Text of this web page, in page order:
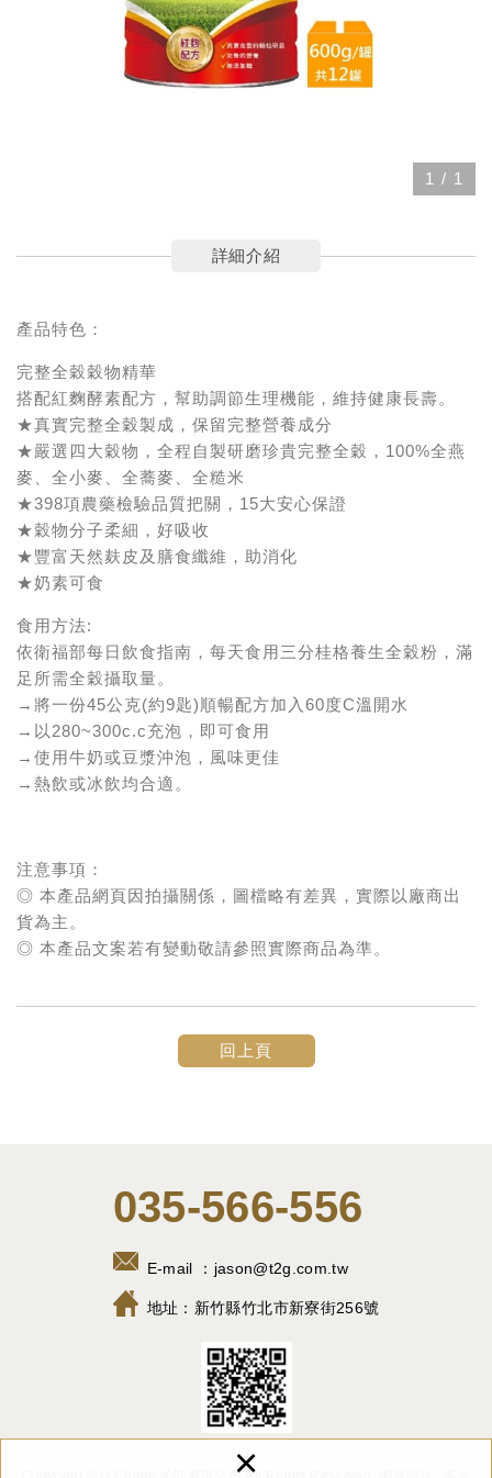
×
1 / 1
詳細介紹
產品特色：
完整全穀穀物精華
搭配紅麴酵素配方，幫助調節生理機能，維持健康長壽。
★真實完整全穀製成，保留完整營養成分
★嚴選四大穀物，全程自製研磨珍貴完整全穀，100%全燕
麥、全小麥、全蕎麥、全糙米
★398項農藥檢驗品質把關，15大安心保證
★穀物分子柔細，好吸收
★豐富天然麸皮及膳食纖維，助消化
★奶素可食
食用方法:
依衛福部每日飲食指南，每天食用三分桂格養生全穀粉，滿
足所需全穀攝取量。
→將一份45公克(約9匙)順暢配方加入60度C溫開水
→以280~300c.c充泡，即可食用
→使用牛奶或豆漿沖泡，風味更佳
→熱飲或冰飲均合適。
注意事項：
◎ 本產品網頁因拍攝關係，圖檔略有差異，實際以廠商出
貨為主。
◎ 本產品文案若有變動敬請參照實際商品為準。
回上頁
035-566-556
E-mail ： jason@t2g.com.tw
地址： 新竹縣竹北市新寮街256號